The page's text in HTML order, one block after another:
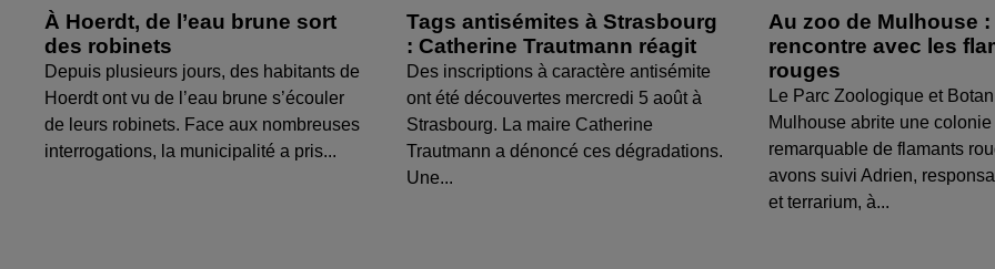
À Hoerdt, de l’eau brune sort
des robinets
Depuis plusieurs jours, des habitants de
Hoerdt ont vu de l’eau brune s’écouler
de leurs robinets. Face aux nombreuses
interrogations, la municipalité a pris...
Tags antisémites à Strasbourg
: Catherine Trautmann réagit
Des inscriptions à caractère antisémite
ont été découvertes mercredi 5 août à
Strasbourg. La maire Catherine
Trautmann a dénoncé ces dégradations.
Une...
Au zoo de Mulhouse :
rencontre avec les
rouges
Le Parc Zoologique et
Mulhouse abrite une colonie
remarquable de flamants
avons suivi Adrien,
et terrarium, à...